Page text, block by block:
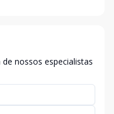
nossos especialistas